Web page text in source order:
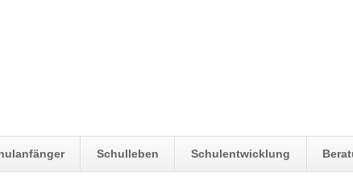
Schulleben Schulentwicklung